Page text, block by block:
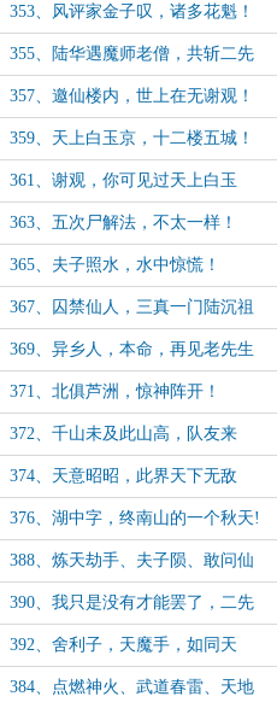
353、风评家金子叹，诸多花魁！
355、陆华遇魔师老僧，共斩二先
生？苏景？
357、邀仙楼内，世上在无谢观！
359、天上白玉京，十二楼五城！
361、谢观，你可见过天上白玉
京？
363、五次尸解法，不太一样！
365、夫子照水，水中惊慌！
367、囚禁仙人，三真一门陆沉祖
师遗训！
369、异乡人，本命，再见老先生
371、北俱芦洲，惊神阵开！
372、千山未及此山高，队友来
了？
374、天意昭昭，此界天下无敌
手！
376、湖中字，终南山的一个秋天!
388、炼天劫手、夫子陨、敢问仙
人、会在见面!
390、我只是没有才能罢了，二先
生一生!
392、舍利子，天魔手，如同天
授，剑斩蛟龙!
384、点燃神火、武道春雷、天地